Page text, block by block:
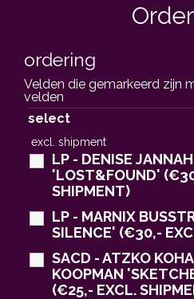
ordering
Velden die gemarkeerd zijn
velden
select
LP - DENISE
'LOST&FOUND'
SHIPMENT)
LP - MARNIX
SILENCE' (€30,-
SACD - ATZKO
KOOPMAN
(€25,- EXCL.
excl. shipment